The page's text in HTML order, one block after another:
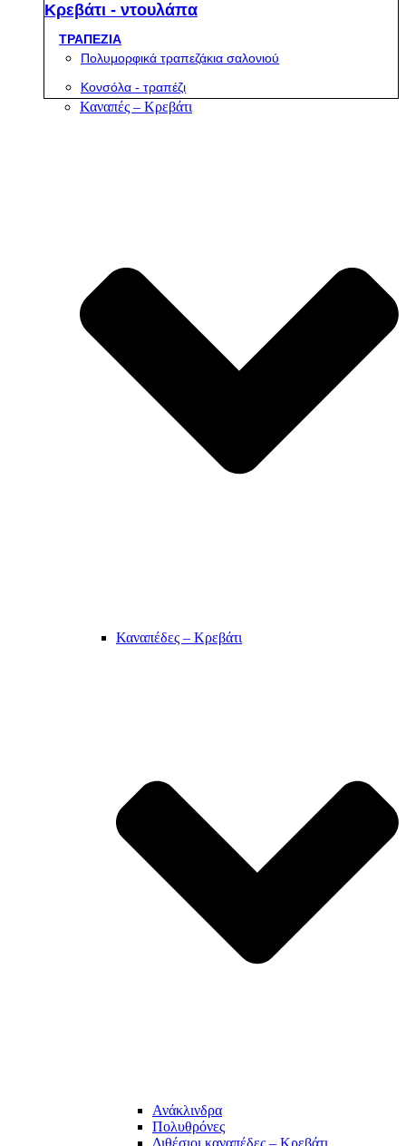
Κρεβάτι - ντουλάπα
ΤΡΑΠΕΖΙΑ
Πολυμορφικά τραπεζάκια σαλονιού
Κονσόλα - τραπέζι
Καναπές – Κρεβάτι
Καναπέδες – Κρεβάτι
Ανάκλινδρα
Πολυθρόνες
Διθέσιοι καναπέδες – Κρεβάτι